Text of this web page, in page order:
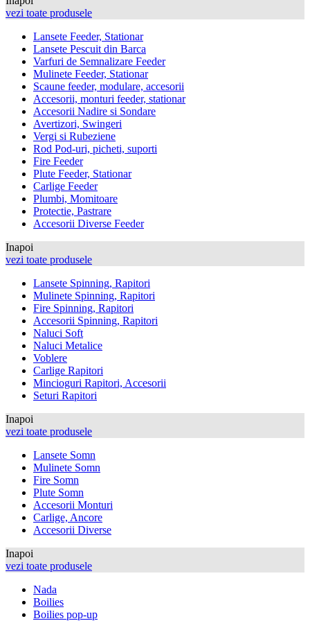
vezi toate produsele
Lansete Feeder, Stationar
Lansete Pescuit din Barca
Varfuri de Semnalizare Feeder
Mulinete Feeder, Stationar
Scaune feeder, modulare, accesorii
Accesorii, monturi feeder, stationar
Accesorii Nadire si Sondare
Avertizori, Swingeri
Vergi si Rubeziene
Rod Pod-uri, picheti, suporti
Fire Feeder
Plute Feeder, Stationar
Carlige Feeder
Plumbi, Momitoare
Protectie, Pastrare
Accesorii Diverse Feeder
Inapoi
vezi toate produsele
Lansete Spinning, Rapitori
Mulinete Spinning, Rapitori
Fire Spinning, Rapitori
Accesorii Spinning, Rapitori
Naluci Soft
Naluci Metalice
Voblere
Carlige Rapitori
Mincioguri Rapitori, Accesorii
Seturi Rapitori
Inapoi
vezi toate produsele
Lansete Somn
Mulinete Somn
Fire Somn
Plute Somn
Accesorii Monturi
Carlige, Ancore
Accesorii Diverse
Inapoi
vezi toate produsele
Nada
Boilies
Boilies pop-up